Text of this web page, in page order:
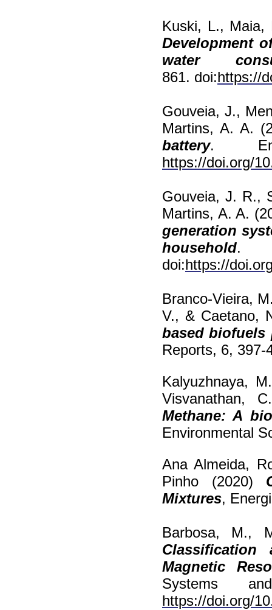
Kuski, L., Maia,
Development
water
861. doi:https://
Gouveia, J.,
Martins, A. A.
battery.
https://doi.org/
Gouveia, J. R.,
Martins, A. A.
generation
household.
doi:https://
Branco-Vieira,
V., & Caetano,
based
Reports, 6,
Kalyuzhnaya,
Visvanathan,
Methane: A
Environmental
Ana Almeida,
Pinho (2020)
Mixtures,
Barbosa, M.,
Magnetic
Systems
https://doi.org/